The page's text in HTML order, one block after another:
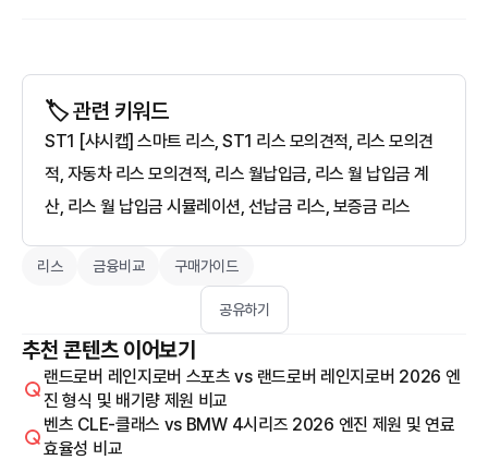
🏷️ 관련 키워드
ST1 [샤시캡] 스마트 리스, ST1 리스 모의견적, 리스 모의견
적, 자동차 리스 모의견적, 리스 월납입금, 리스 월 납입금 계
산, 리스 월 납입금 시뮬레이션, 선납금 리스, 보증금 리스
리스 금융비교 구매가이드
공유하기
추천 콘텐츠 이어보기
랜드로버 레인지로버 스포츠 vs 랜드로버 레인지로버 2026 엔
진 형식 및 배기량 제원 비교
벤츠 CLE-클래스 vs BMW 4시리즈 2026 엔진 제원 및 연료
효율성 비교